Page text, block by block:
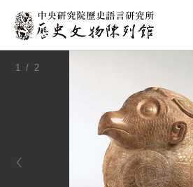
:::
1 / 2